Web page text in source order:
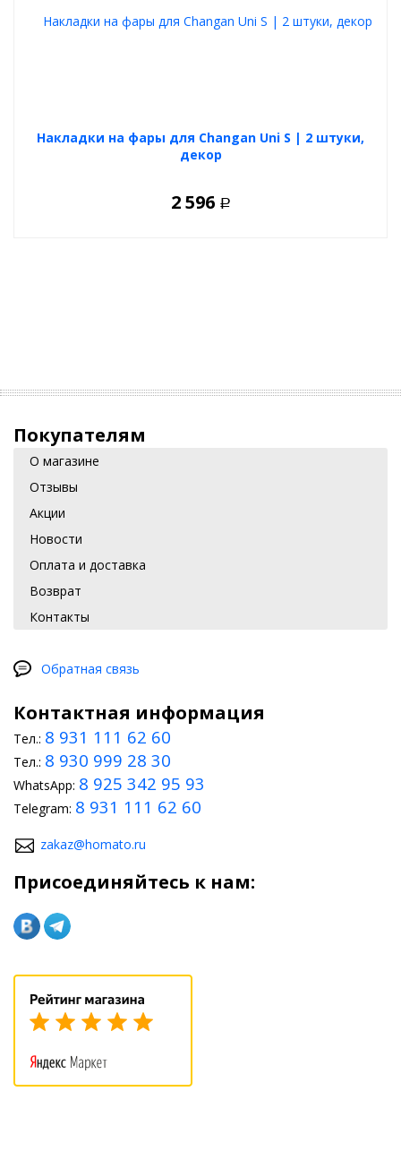
Накладки на фары для Changan Uni S | 2 штуки,
декор
2 596 Р
Покупателям
О магазине
Отзывы
Акции
Новости
Оплата и доставка
Возврат
Контакты
Обратная связь
Контактная информация
Тел.: 8 931 111 62 60
Тел.: 8 930 999 28 30
WhatsApp: 8 925 342 95 93
Telegram: 8 931 111 62 60
zakaz@homato.ru
Присоединяйтесь к нам: